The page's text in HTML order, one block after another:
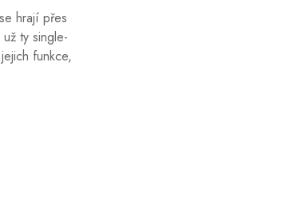
hrají přes
ty single-
funkce,